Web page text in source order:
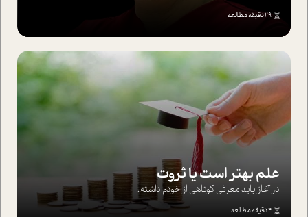
29 دقیقه مطالعه
علم بهتر است یا ثروت
در آغاز باید معرفی کوتاهی از خودم داشته...
4 دقیقه مطالعه